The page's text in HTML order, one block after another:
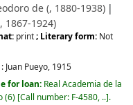
de (, 1880-1938)
, 1867-1924)
print; Literary form: Not
Juan Pueyo, 1915
for loan: Real Academia de la
(6) Call number: F-4580, .. .